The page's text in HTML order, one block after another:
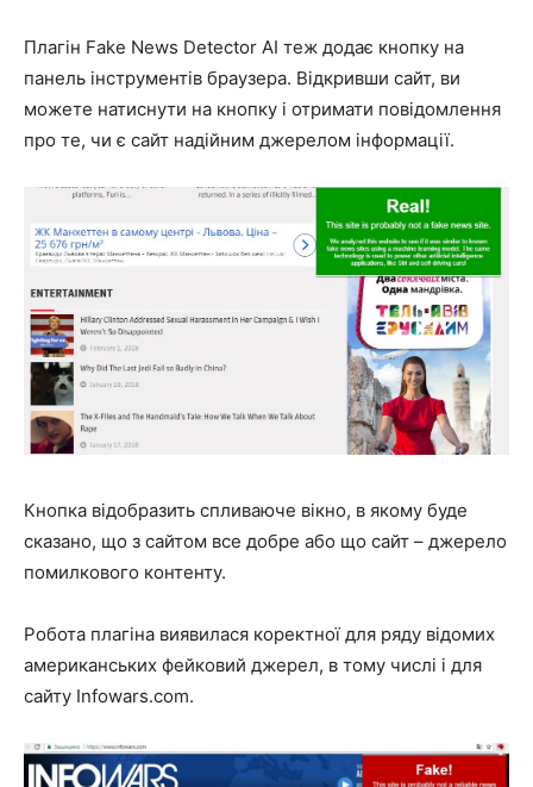
Плагін Fake News Detector AI теж додає кнопку на
панель інструментів браузера. Відкривши сайт, ви
можете натиснути на кнопку і отримати повідомлення
про те, чи є сайт надійним джерелом інформації.
Кнопка відобразить спливаюче вікно, в якому буде
сказано, що з сайтом все добре або що сайт – джерело
помилкового контенту.
Робота плагіна виявилася коректної для ряду відомих
американських фейковий джерел, в тому числі і для
сайту Infowars.com.